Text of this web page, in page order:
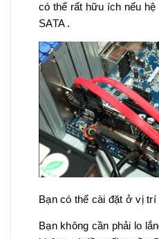
có thể rất hữu ích nếu hệ
SATA .
Bạn có thể cài đặt ở vị
Bạn không cần phải lo